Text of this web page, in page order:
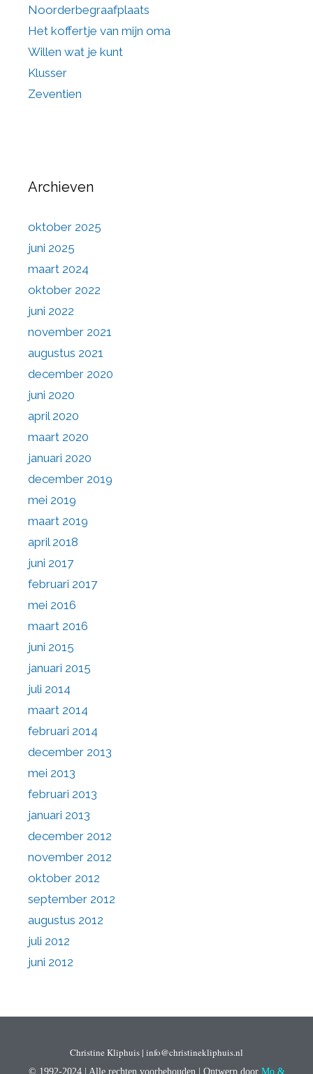
Noorderbegraafplaats
Het koffertje van mijn oma
Willen wat je kunt
Klusser
Zeventien
Archieven
oktober 2025
juni 2025
maart 2024
oktober 2022
juni 2022
november 2021
augustus 2021
december 2020
juni 2020
april 2020
maart 2020
januari 2020
december 2019
mei 2019
maart 2019
april 2018
juni 2017
februari 2017
mei 2016
maart 2016
juni 2015
januari 2015
juli 2014
maart 2014
februari 2014
december 2013
mei 2013
februari 2013
januari 2013
december 2012
november 2012
oktober 2012
september 2012
augustus 2012
juli 2012
juni 2012
Christine Kliphuis | info@christinekliphuis.nl
© 1992-2024 | Alle rechten voorbehouden | Ontwerp door Mo &